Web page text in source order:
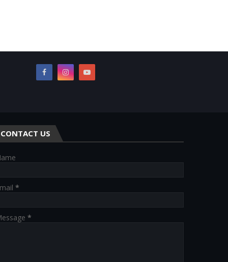
CONTACT US
*
*